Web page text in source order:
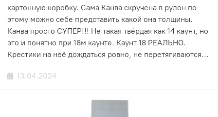
картонную коробку. Сама Канва скручена в рулон по
этому можно себе представить какой она толщины.
Канва просто СУПЕР!!! Не такая твёрдая как 14 каунт, но
это и понятно при 18м каунте. Каунт 18 РЕАЛЬНО.
Крестики на неё дождаться ровно, не перетягиваются...
13.04.2024